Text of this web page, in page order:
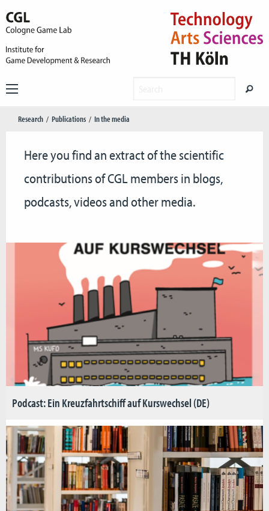
Research Publications In the media
Here you find an extract of the scientific
contributions of CGL members in blogs,
podcasts, videos and other media.
Podcast: Ein Kreuzfahrtschiff auf Kurswechsel (DE)